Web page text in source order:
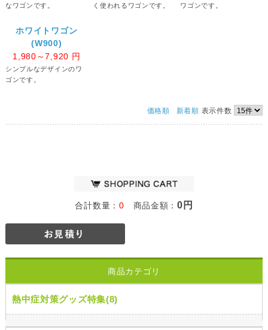
なワゴンです。
く使われるワゴンです。
ワゴンです。
ホワイトワゴン
(W900)
1,980～7,920 円
シンプルなデザインのワ
ゴンです。
価格順 新着順 表示件数
合計数量： 0 商品金額：0円
商品カテゴリ
熱中症対策グッズ特集(8)